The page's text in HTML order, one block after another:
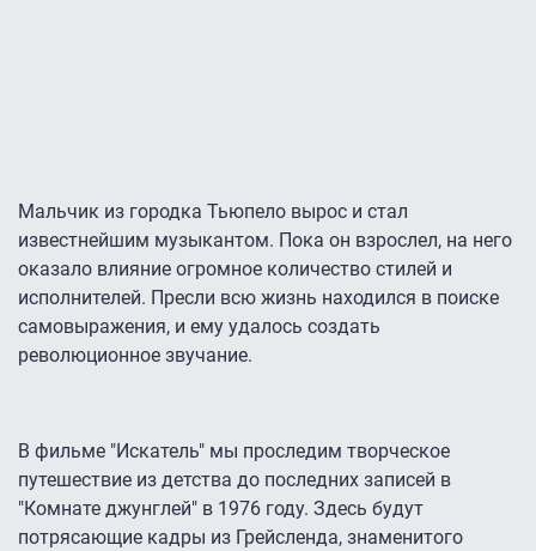
Мальчик из городка Тьюпело вырос и стал
известнейшим музыкантом. Пока он взрослел, на него
оказало влияние огромное количество стилей и
исполнителей. Пресли всю жизнь находился в поиске
самовыражения, и ему удалось создать
революционное звучание.
В фильме "Искатель" мы проследим творческое
путешествие из детства до последних записей в
"Комнате джунглей" в 1976 году. Здесь будут
потрясающие кадры из Грейсленда, знаменитого